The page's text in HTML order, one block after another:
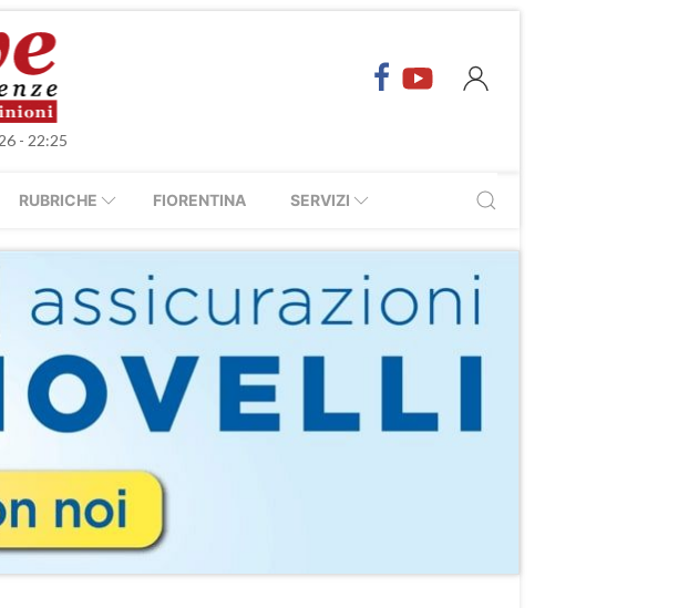
- 22:25
RUBRICHE FIORENTINA SERVIZI